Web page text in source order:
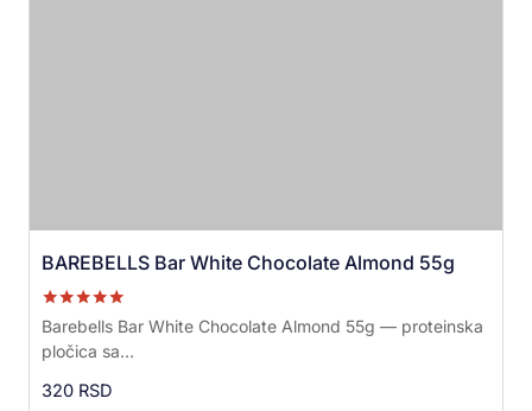
BAREBELLS Bar White Chocolate Almond 55g
Ocenjeno sa
5.00
od 5
Barebells Bar White Chocolate Almond 55g — proteinska
pločica sa...
320 RSD